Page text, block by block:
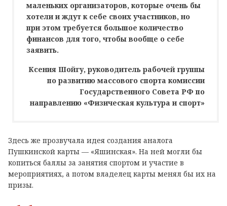
маленьких организаторов, которые очень бы
хотели и ждут к себе своих участников, но
при этом требуется большое количество
финансов для того, чтобы вообще о себе
заявить.
Ксения Шойгу, руководитель рабочей группы
по развитию массового спорта комиссии
Государственного Совета РФ по
направлению «Физическая культура и спорт»
Здесь же прозвучала идея создания аналога
Пушкинской карты — «Яшинская». На ней могли бы
копиться баллы за занятия спортом и участие в
мероприятиях, а потом владелец карты менял бы их на
призы.